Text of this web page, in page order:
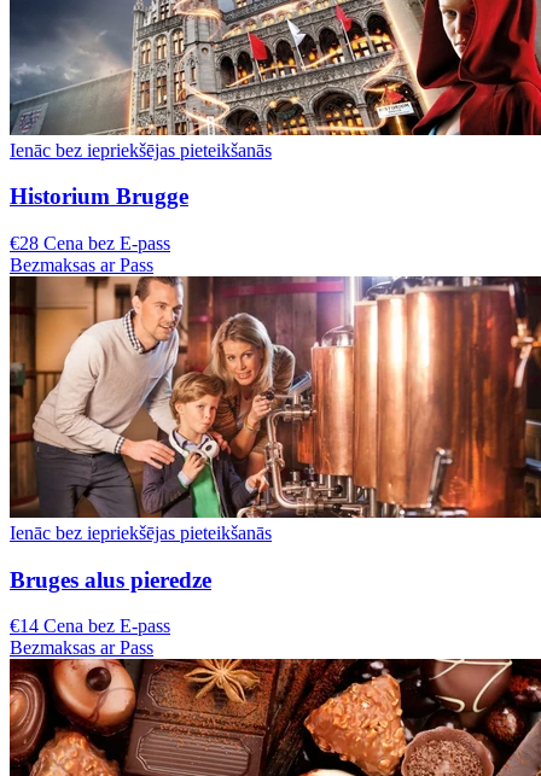
Ienāc bez iepriekšējas pieteikšanās
Historium Brugge
€28 Cena bez E-pass
Bezmaksas ar Pass
Ienāc bez iepriekšējas pieteikšanās
Bruges alus pieredze
€14 Cena bez E-pass
Bezmaksas ar Pass